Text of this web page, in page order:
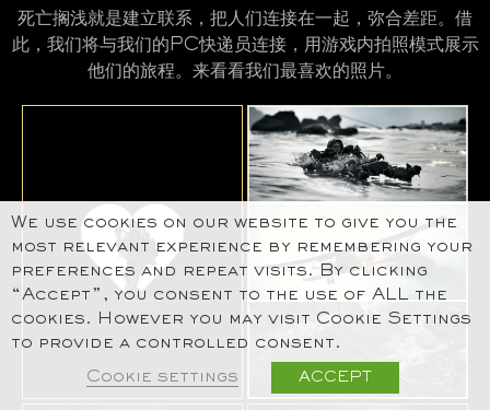
死亡搁浅就是建立联系，把人们连接在一起，弥合差距。借
此，我们将与我们的PC快递员连接，用游戏内拍照模式展示
他们的旅程。来看看我们最喜欢的照片。
We use cookies on our website to give you the
most relevant experience by remembering your
preferences and repeat visits. By clicking
“Accept”, you consent to the use of ALL the
cookies. However you may visit Cookie Settings
to provide a controlled consent.
Cookie settings ACCEPT